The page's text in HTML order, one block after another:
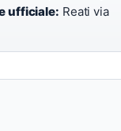
ufficiale: Reati via